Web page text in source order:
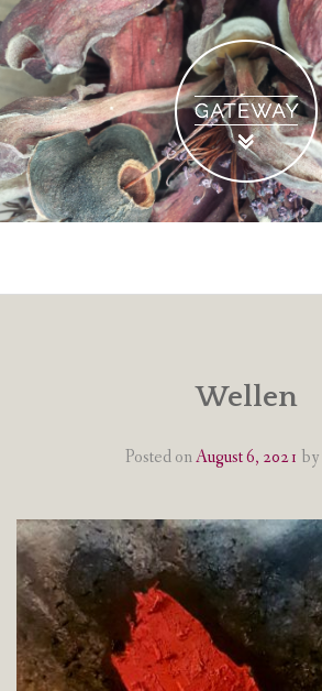
Skip
to
content
IMPRESSUM & DATENSCHUTZ
Wellen
Posted onAugust 6, 2021 by